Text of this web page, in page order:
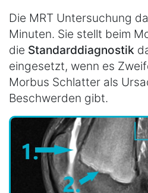
Die MRT Untersuchung
Minuten. Sie stellt beim
die Standarddiagnostik
eingesetzt, wenn es
Morbus Schlatter als
Beschwerden gibt.